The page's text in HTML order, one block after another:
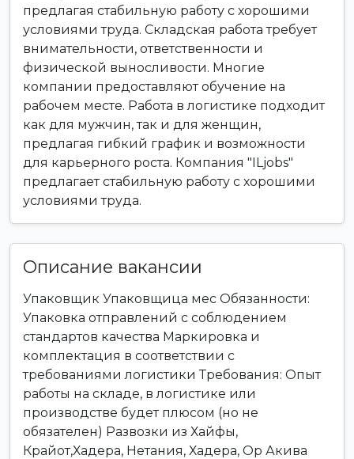
предлагая стабильную работу с хорошими
условиями труда. Складская работа требует
внимательности, ответственности и
физической выносливости. Многие
компании предоставляют обучение на
рабочем месте. Работа в логистике подходит
как для мужчин, так и для женщин,
предлагая гибкий график и возможности
для карьерного роста. Компания "ILjobs"
предлагает стабильную работу с хорошими
условиями труда.
Описание вакансии
Упаковщик Упаковщица мес Обязанности:
Упаковка отправлений с соблюдением
стандартов качества Маркировка и
комплектация в соответствии с
требованиями логистики Требования: Опыт
работы на складе, в логистике или
производстве будет плюсом (но не
обязателен) Развозки из Хайфы,
Крайот,Хадера, Нетания, Хадера, Ор Акива